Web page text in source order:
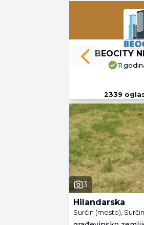
BEOCITY
11
2339
Previous slide
3
Hilandarska
Surčin (mesto),